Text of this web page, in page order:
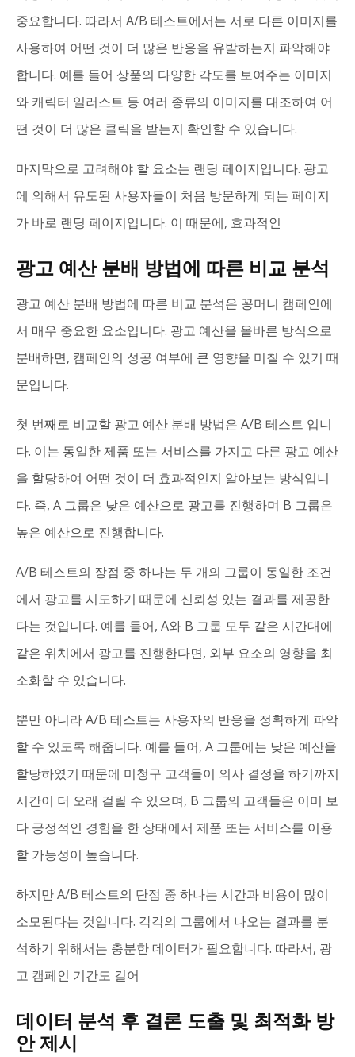
중요합니다. 따라서 A/B 테스트에서는 서로 다른 이미지를
사용하여 어떤 것이 더 많은 반응을 유발하는지 파악해야
합니다. 예를 들어 상품의 다양한 각도를 보여주는 이미지
와 캐릭터 일러스트 등 여러 종류의 이미지를 대조하여 어
떤 것이 더 많은 클릭을 받는지 확인할 수 있습니다.
마지막으로 고려해야 할 요소는 랜딩 페이지입니다. 광고
에 의해서 유도된 사용자들이 처음 방문하게 되는 페이지
가 바로 랜딩 페이지입니다. 이 때문에, 효과적인
광고 예산 분배 방법에 따른 비교 분석
광고 예산 분배 방법에 따른 비교 분석은 꽁머니 캠페인에
서 매우 중요한 요소입니다. 광고 예산을 올바른 방식으로
분배하면, 캠페인의 성공 여부에 큰 영향을 미칠 수 있기 때
문입니다.
첫 번째로 비교할 광고 예산 분배 방법은 A/B 테스트 입니
다. 이는 동일한 제품 또는 서비스를 가지고 다른 광고 예산
을 할당하여 어떤 것이 더 효과적인지 알아보는 방식입니
다. 즉, A 그룹은 낮은 예산으로 광고를 진행하며 B 그룹은
높은 예산으로 진행합니다.
A/B 테스트의 장점 중 하나는 두 개의 그룹이 동일한 조건
에서 광고를 시도하기 때문에 신뢰성 있는 결과를 제공한
다는 것입니다. 예를 들어, A와 B 그룹 모두 같은 시간대에
같은 위치에서 광고를 진행한다면, 외부 요소의 영향을 최
소화할 수 있습니다.
뿐만 아니라 A/B 테스트는 사용자의 반응을 정확하게 파악
할 수 있도록 해줍니다. 예를 들어, A 그룹에는 낮은 예산을
할당하였기 때문에 미청구 고객들이 의사 결정을 하기까지
시간이 더 오래 걸릴 수 있으며, B 그룹의 고객들은 이미 보
다 긍정적인 경험을 한 상태에서 제품 또는 서비스를 이용
할 가능성이 높습니다.
하지만 A/B 테스트의 단점 중 하나는 시간과 비용이 많이
소모된다는 것입니다. 각각의 그룹에서 나오는 결과를 분
석하기 위해서는 충분한 데이터가 필요합니다. 따라서, 광
고 캠페인 기간도 길어
데이터 분석 후 결론 도출 및 최적화 방
안 제시